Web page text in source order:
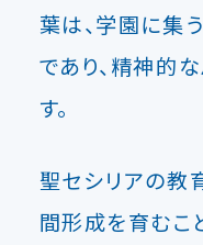
葉は、学園に集
であり、精神的
す。
聖セシリアの教
間形成を育むこ